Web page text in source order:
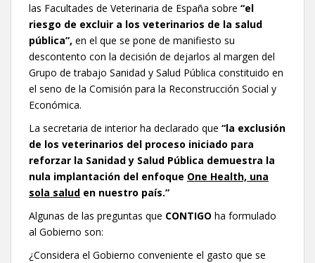
las Facultades de Veterinaria de España sobre “el
riesgo de excluir a los veterinarios de la salud
pública”, en el que se pone de manifiesto su
descontento con la decisión de dejarlos al margen del
Grupo de trabajo Sanidad y Salud Pública constituido en
el seno de la Comisión para la Reconstrucción Social y
Económica.
La secretaria de interior ha declarado que “la exclusión
de los veterinarios del proceso iniciado para
reforzar la Sanidad y Salud Pública demuestra la
nula implantación del enfoque One Health, una
sola salud en nuestro país.”
Algunas de las preguntas que CONTIGO ha formulado
al Gobierno son:
¿Considera el Gobierno conveniente el gasto que se